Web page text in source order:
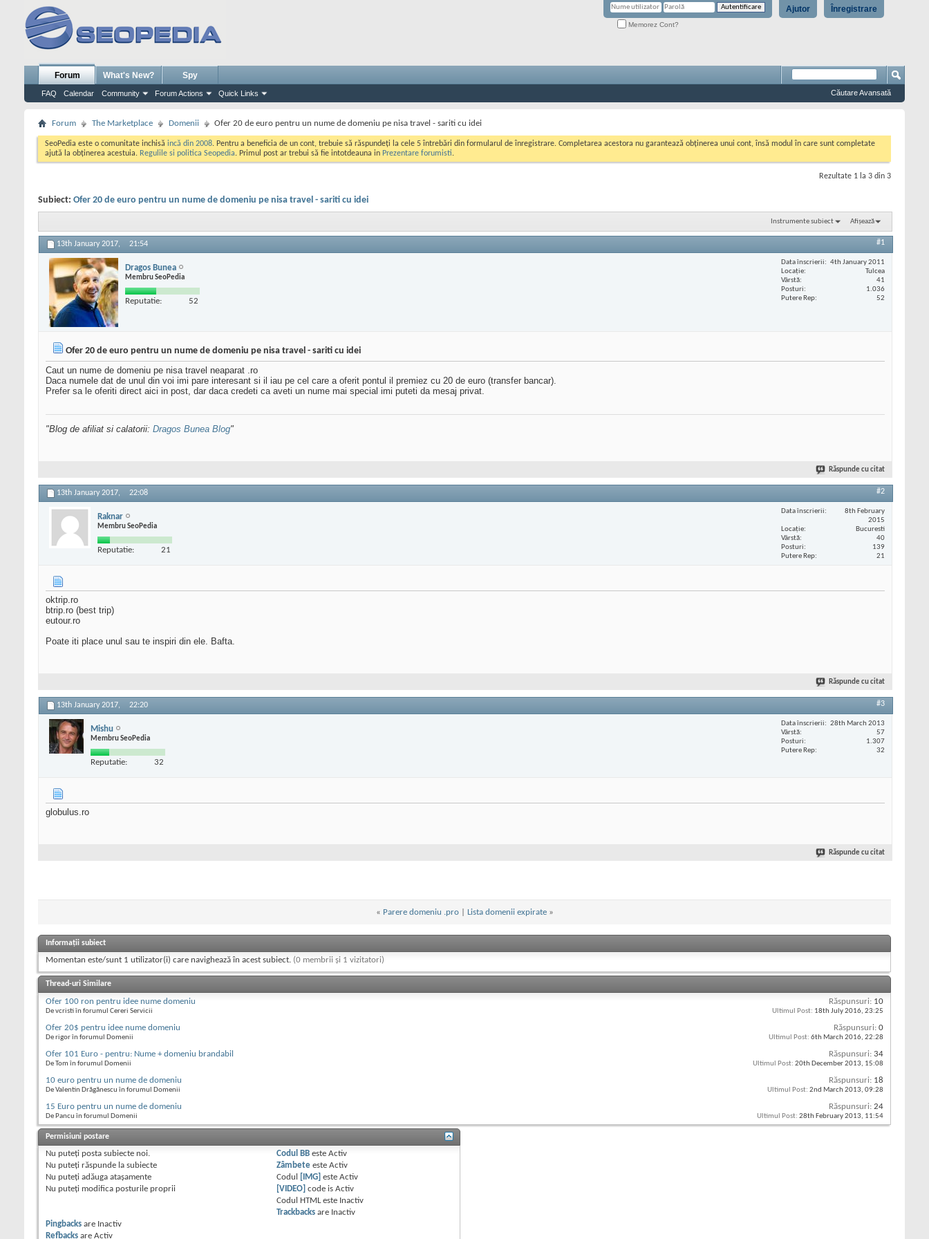
Înregistrare
Ajutor
Memorez Cont?
Forum
FAQ Calendar Community Forum Actions Quick Links
What's New? Spy
Căutare Avansată
Forum The Marketplace Domenii Ofer 20 de euro pentru un nume de domeniu pe nisa travel - sariti cu idei
SeoPedia este o comunitate inchisă incă din 2008. Pentru a beneficia de un cont, trebuie să răspundeți la cele 5 întrebări din formularul de înregistrare. Completarea acestora nu garantează obținerea unui cont, însă modul în care sunt completate
ajută la obținerea acestuia. Regulile si politica Seopedia. Primul post ar trebui să fie intotdeauna in Prezentare forumisti.
Rezultate 1 la 3 din 3
Subiect: Ofer 20 de euro pentru un nume de domeniu pe nisa travel - sariti cu idei
Instrumente subiect Afișează
13th January 2017, 21:54 #1
Dragos Bunea
Membru SeoPedia
Reputatie: 52
Data înscrierii
4th January 2011
Locaţie
Tulcea
Vârstă
41
Posturi
1.036
Putere Rep
52
Ofer 20 de euro pentru un nume de domeniu pe nisa travel - sariti cu idei
Caut un nume de domeniu pe nisa travel neaparat .ro
Daca numele dat de unul din voi imi pare interesant si il iau pe cel care a oferit pontul il premiez cu 20 de euro (transfer bancar).
Prefer sa le oferiti direct aici in post, dar daca credeti ca aveti un nume mai special imi puteti da mesaj privat.
"Blog de afiliat si calatorii: Dragos Bunea Blog"
Răspunde cu citat
13th January 2017, 22:08 #2
Raknar
Membru SeoPedia
Reputatie: 21
Data înscrierii
8th February
2015
Locaţie
Bucuresti
Vârstă
40
Posturi
139
Putere Rep
21
oktrip.ro
btrip.ro (best trip)
eutour.ro
Poate iti place unul sau te inspiri din ele. Bafta.
Răspunde cu citat
13th January 2017, 22:20 #3
Mishu
Membru SeoPedia
Reputatie: 32
Data înscrierii
28th March 2013
Vârstă
57
Posturi
1.307
Putere Rep
32
globulus.ro
Răspunde cu citat
« Parere domeniu .pro| Lista domenii expirate »
Informații subiect
Momentan este/sunt 1 utilizator(i) care navighează în acest subiect. (0 membrii și 1 vizitatori)
Thread-uri Similare
Ofer 100 ron pentru idee nume domeniu
De vcristi în forumul Cereri Servicii
Răspunsuri: 10
Ultimul Post: 18th July 2016, 23:25
Ofer 20$ pentru idee nume domeniu
De rigor în forumul Domenii
Răspunsuri: 0
Ultimul Post: 6th March 2016, 22:28
Ofer 101 Euro - pentru: Nume + domeniu brandabil
De Tom în forumul Domenii
Răspunsuri: 34
Ultimul Post: 20th December 2013, 15:08
10 euro pentru un nume de domeniu
De Valentin Drăgănescu în forumul Domenii
Răspunsuri: 18
Ultimul Post: 2nd March 2013, 09:28
15 Euro pentru un nume de domeniu
De Pancu în forumul Domenii
Răspunsuri: 24
Ultimul Post: 28th February 2013, 11:54
Permisiuni postare
Nu puteţi posta subiecte noi.
Nu puteţi răspunde la subiecte
Nu puteţi adăuga ataşamente
Nu puteţi modifica posturile proprii
Codul BB esteActiv
Zâmbete esteActiv
Codul
[IMG] esteActiv
[VIDEO] code isActiv
Codul HTML este Inactiv
Trackbacks are Inactiv
Pingbacks are Inactiv
Refbacks are Activ